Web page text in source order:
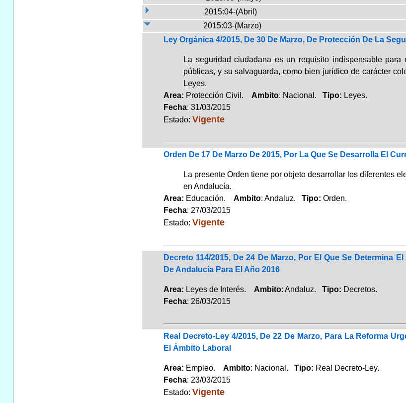
2015:04-(Abril)
2015:03-(Marzo)
Ley Orgánica 4/2015, De 30 De Marzo, De Protección De La
La seguridad ciudadana es un requisito indispensable
públicas, y su salvaguarda, como bien jurídico de carácter
Leyes.
Area: Protección Civil. Ambito: Nacional. Tipo: Leyes.
Fecha: 31/03/2015
Estado: Vigente
Orden De 17 De Marzo De 2015, Por La Que Se Desarrolla El
La presente Orden tiene por objeto desarrollar los diferentes
en Andalucía.
Area: Educación. Ambito: Andaluz. Tipo: Orden.
Fecha: 27/03/2015
Estado: Vigente
Decreto 114/2015, De 24 De Marzo, Por El Que Se Determina
De Andalucía Para El Año 2016
Area: Leyes de Interés. Ambito: Andaluz. Tipo: Decretos.
Fecha: 26/03/2015
Real Decreto-Ley 4/2015, De 22 De Marzo, Para La Reforma
El Ámbito Laboral
Area: Empleo. Ambito: Nacional. Tipo: Real Decreto-Ley.
Fecha: 23/03/2015
Estado: Vigente